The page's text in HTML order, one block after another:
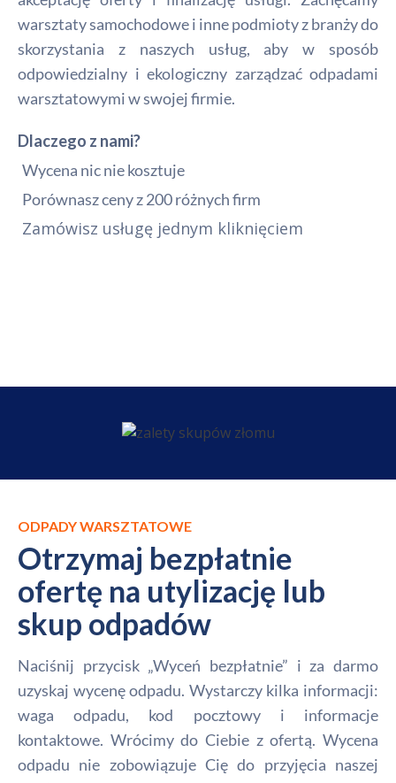
warsztaty samochodowe i inne podmioty z branży do
skorzystania z naszych usług, aby w sposób
odpowiedzialny i ekologiczny zarządzać odpadami
warsztatowymi w swojej firmie.
Dlaczego z nami?
Wycena nic nie kosztuje
Porównasz ceny z 200 różnych firm
Zamówisz usługę jednym kliknięciem
ODPADY WARSZTATOWE
Otrzymaj bezpłatnie
ofertę na utylizację lub
skup odpadów
Naciśnij przycisk „Wyceń bezpłatnie” i za darmo
uzyskaj wycenę odpadu. Wystarczy kilka informacji:
waga odpadu, kod pocztowy i informacje
kontaktowe. Wrócimy do Ciebie z ofertą. Wycena
odpadu nie zobowiązuje Cię do przyjęcia naszej